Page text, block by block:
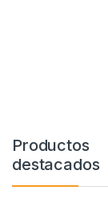
Productos
destacados